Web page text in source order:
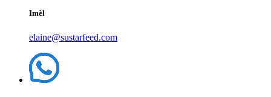
Imèl
elaine@sustarfeed.com